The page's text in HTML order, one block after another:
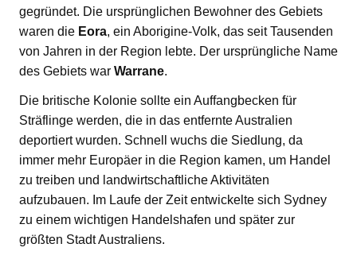
gegründet. Die ursprünglichen Bewohner des Gebiets
waren die Eora, ein Aborigine-Volk, das seit Tausenden
von Jahren in der Region lebte. Der ursprüngliche Name
des Gebiets war Warrane.
Die britische Kolonie sollte ein Auffangbecken für
Sträflinge werden, die in das entfernte Australien
deportiert wurden. Schnell wuchs die Siedlung, da
immer mehr Europäer in die Region kamen, um Handel
zu treiben und landwirtschaftliche Aktivitäten
aufzubauen. Im Laufe der Zeit entwickelte sich Sydney
zu einem wichtigen Handelshafen und später zur
größten Stadt Australiens.